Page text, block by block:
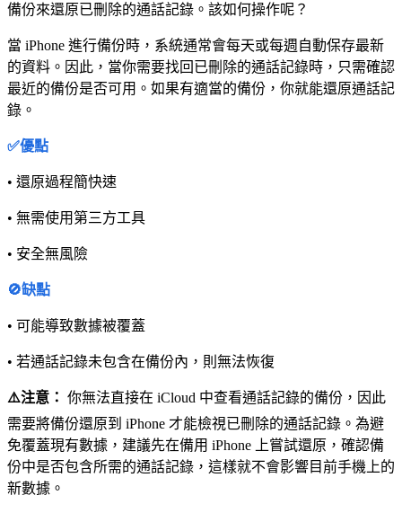
備份來還原已刪除的通話記錄。該如何操作呢？
當 iPhone 進行備份時，系統通常會每天或每週自動保存最新
的資料。因此，當你需要找回已刪除的通話記錄時，只需確認
最近的備份是否可用。如果有適當的備份，你就能還原通話記
錄。
✅優點
• 還原過程簡快速
• 無需使用第三方工具
• 安全無風險
🚫缺點
• 可能導致數據被覆蓋
• 若通話記錄未包含在備份內，則無法恢復
⚠️注意： 你無法直接在 iCloud 中查看通話記錄的備份，因此
需要將備份還原到 iPhone 才能檢視已刪除的通話記錄。為避
免覆蓋現有數據，建議先在備用 iPhone 上嘗試還原，確認備
份中是否包含所需的通話記錄，這樣就不會影響目前手機上的
新數據。